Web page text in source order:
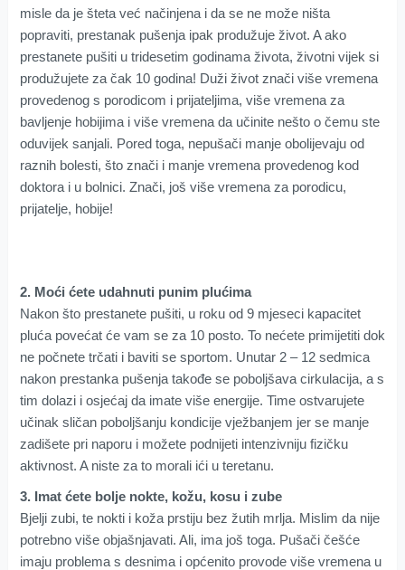
misle da je šteta već načinjena i da se ne može ništa
popraviti, prestanak pušenja ipak produžuje život. A ako
prestanete pušiti u tridesetim godinama života, životni vijek si
produžujete za čak 10 godina! Duži život znači više vremena
provedenog s porodicom i prijateljima, više vremena za
bavljenje hobijima i više vremena da učinite nešto o čemu ste
oduvijek sanjali. Pored toga, nepušači manje obolijevaju od
raznih bolesti, što znači i manje vremena provedenog kod
doktora i u bolnici. Znači, još više vremena za porodicu,
prijatelje, hobije!
2. Moći ćete udahnuti punim plućima
Nakon što prestanete pušiti, u roku od 9 mjeseci kapacitet
pluća povećat će vam se za 10 posto. To nećete primijetiti dok
ne počnete trčati i baviti se sportom. Unutar 2 – 12 sedmica
nakon prestanka pušenja takođe se poboljšava cirkulacija, a s
tim dolazi i osjećaj da imate više energije. Time ostvarujete
učinak sličan poboljšanju kondicije vježbanjem jer se manje
zadišete pri naporu i možete podnijeti intenzivniju fizičku
aktivnost. A niste za to morali ići u teretanu.
3. Imat ćete bolje nokte, kožu, kosu i zube
Bjelji zubi, te nokti i koža prstiju bez žutih mrlja. Mislim da nije
potrebno više objašnjavati. Ali, ima još toga. Pušači češće
imaju problema s desnima i općenito provode više vremena u